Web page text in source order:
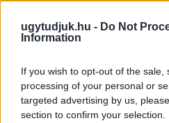
ugytudjuk.hu - Do Not
Information
If you wish to opt-out of the
processing of your personal or
targeted advertising by us,
section to confirm your
az ipari parkot tervezte, a városi
nevezett át és költségvetést
HA HOLNAP KAP VALAKI
HÍRLAPOT FELTÉTLEN
2019. október. 18. 21:13
Kíváncsian várjuk, megjelenik-e a